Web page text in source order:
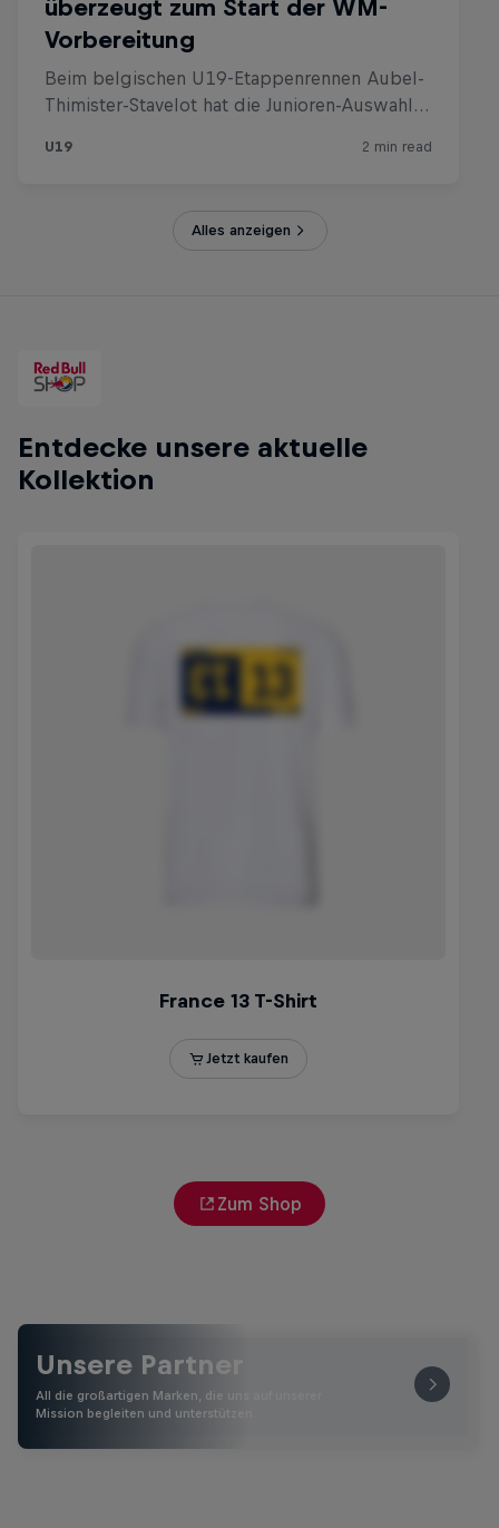
Alles anzeigen
Entdecke unsere aktuelle
Kollektion
Zum Shop
Unsere Partner
All die großartigen Marken, die uns auf unserer
Mission begleiten und unterstützen.